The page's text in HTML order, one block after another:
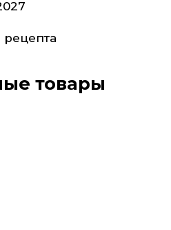
рецепта
товары